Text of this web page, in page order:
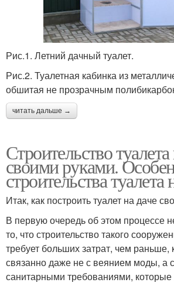
Рис.1. Летний дачный туалет.
Рис.2. Туалетная кабинка из
обшитая не прозрачным
читать дальше →
Строительство
своими руками.
строительства туалета
Итак, как построить туалет на даче
В первую очередь об этом процессе
то, что строительство такого
требует больших затрат, чем
связанно даже не с веянием моды, а
санитарными требованиями,